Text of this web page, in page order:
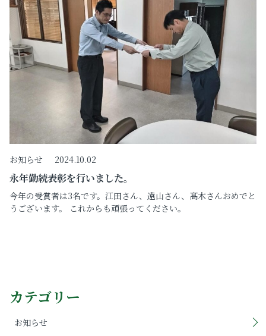
お知らせ 2024.10.02
永年勤続表彰を行いました。
今年の受賞者は3名です。江田さん、遠山さん、髙木さんおめでと
うございます。 これからも頑張ってください。
カテゴリー
お知らせ